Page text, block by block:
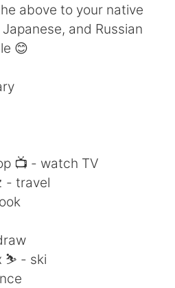
Việt
above to your native
and Russian
😊
📺 - watch TV
- travel
⛷ - ski